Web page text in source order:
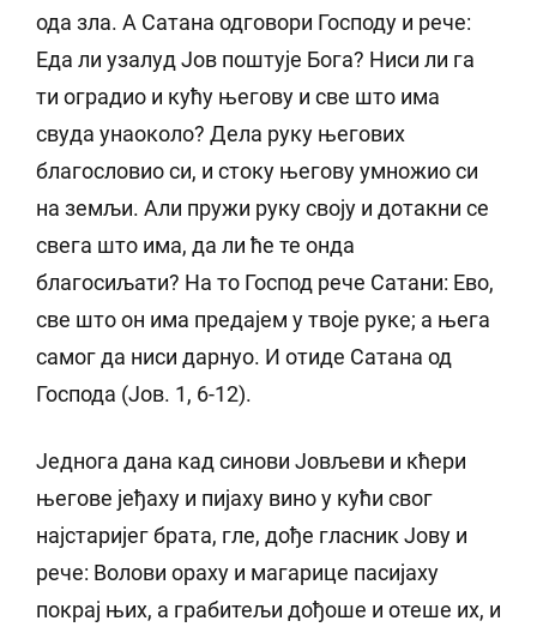
ода зла. А Сатана одговори Господу и рече:
Еда ли узалуд Јов поштује Бога? Ниси ли га
ти оградио и кућу његову и све што има
свуда унаоколо? Дела руку његових
благословио си, и стоку његову умножио си
на земљи. Али пружи руку своју и дотакни се
свега што има, да ли ће те онда
благосиљати? На то Господ рече Сатани: Ево,
све што он има предајем у твоје руке; а њега
самог да ниси дарнуо. И отиде Сатана од
Господа (Јов. 1, 6-12).
Једнога дана кад синови Јовљеви и кћери
његове јеђаху и пијаху вино у кући свог
најстаријег брата, гле, дође гласник Јову и
рече: Волови ораху и магарице пасијаху
покрај њих, а грабитељи дођоше и отеше их, и